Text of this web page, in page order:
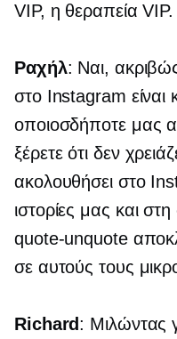
VIP, η θεραπεία
Ραχήλ: Ναι,
στο Instagram είναι
οποιοσδήποτε μας
ξέρετε ότι δεν
ακολουθήσει στο
ιστορίες μας και
quote-unquote
σε αυτούς τους
Richard: Μιλώντας